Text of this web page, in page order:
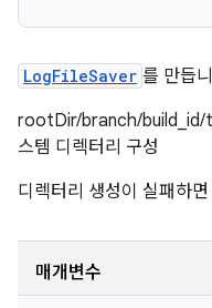
LogFileSaver 를 만듭
rootDir/branch/build_id/
스템 디렉터리 구성
디렉터리 생성이 실패하
매개변수